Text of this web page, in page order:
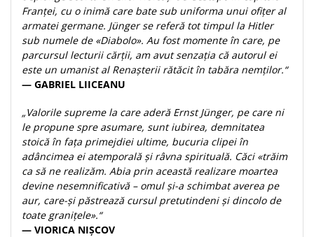
Suferinta
Viata din belsug
Viata de zi cu zi
Despre afaceri
Dezvoltare personala
Leadership
Mediu
Sanatate / nutritie
Franţei, cu o inimă care bate sub uniforma unui ofiţer al
armatei germane. Jünger se referă tot timpul la Hitler
sub numele de «Diabolo». Au fost momente în care, pe
parcursul lecturii cărţii, am avut senzaţia că autorul ei
este un umanist al Renaşterii rătăcit în tabăra nemţilor.“
— GABRIEL LIICEANU
„Valorile supreme la care aderă Ernst Jünger, pe care ni
le propune spre asumare, sunt iubirea, demnitatea
stoică în faţa primejdiei ultime, bucuria clipei în
adâncimea ei atemporală şi râvna spirituală. Căci «trăim
ca să ne realizăm. Abia prin această realizare moartea
devine nesemnificativă – omul şi-a schimbat averea pe
aur, care-şi păstrează cursul pretutindeni şi dincolo de
toate graniţele».“
— VIORICA NIŞCOV